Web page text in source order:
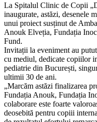
La Spitalul Clinic de Copii
inaugurate, astăzi, desenele
unui proiect susținut de
Anouk Elveția, Fundația
Fund.
Invitații la eveniment au
cu mediul, dedicate copiilor
pediatrie din București,
ultimii 30 de ani.
„Marcăm astăzi finalizarea
Fundația Anouk, Fundația
colaborare este foarte
deosebită pentru copiii